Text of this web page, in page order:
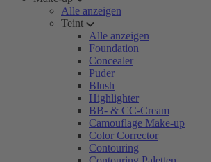
Alle anzeigen
Teint
Alle anzeigen
Foundation
Concealer
Puder
Blush
Highlighter
BB- & CC-Cream
Camouflage Make-up
Color Corrector
Contouring